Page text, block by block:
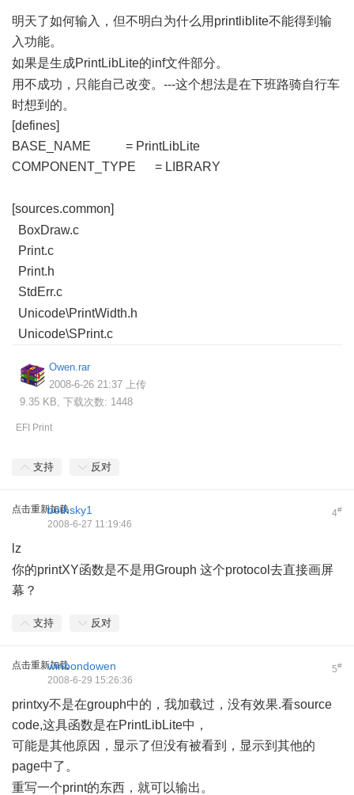
明天了如何输入，但不明白为什么用printliblite不能得到输
入功能。
如果是生成PrintLibLite的inf文件部分。
用不成功，只能自己改变。---这个想法是在下班路骑自行车
时想到的。
[defines]
BASE_NAME = PrintLibLite
COMPONENT_TYPE = LIBRARY
[sources.common]
BoxDraw.c
Print.c
Print.h
StdErr.c
Unicode\PrintWidth.h
Unicode\SPrint.c
Owen.rar
2008-6-26 21:37 上传
9.35 KB, 下载次数: 1448
EFI Print
支持 反对
点击重新加载 4#
bothsky1
2008-6-27 11:19:46
lz
你的printXY函数是不是用Grouph 这个protocol去直接画屏
幕？
支持 反对
点击重新加载 5#
winbondowen
2008-6-29 15:26:36
printxy不是在grouph中的，我加载过，没有效果.看source
code,这具函数是在PrintLibLite中，
可能是其他原因，显示了但没有被看到，显示到其他的
page中了。
重写一个print的东西，就可以输出。